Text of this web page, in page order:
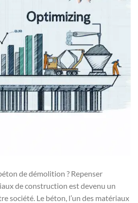
de démolition ? Repenser
de construction est devenu un
société. Le béton, l’un des matériaux